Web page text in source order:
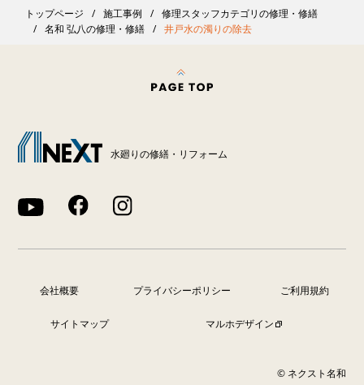
トップページ 施工事例
修理スタッフカテゴリの修理・修繕
名和 弘八の修理・修繕
井戸水の濁りの除去
水廻りの修繕・リフォーム
会社概要 プライバシーポリシー ご利用規約
サイトマップ マルホデザイン
© ネクスト名和